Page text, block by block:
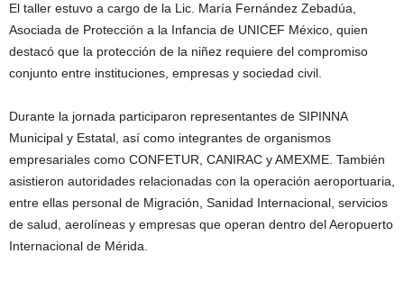
El taller estuvo a cargo de la Lic. María Fernández Zebadúa,
Asociada de Protección a la Infancia de UNICEF México, quien
destacó que la protección de la niñez requiere del compromiso
conjunto entre instituciones, empresas y sociedad civil.
Durante la jornada participaron representantes de SIPINNA
Municipal y Estatal, así como integrantes de organismos
empresariales como CONFETUR, CANIRAC y AMEXME. También
asistieron autoridades relacionadas con la operación aeroportuaria,
entre ellas personal de Migración, Sanidad Internacional, servicios
de salud, aerolíneas y empresas que operan dentro del Aeropuerto
Internacional de Mérida.